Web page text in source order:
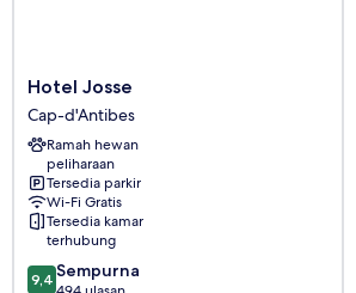
Hotel
Josse
Cap-
d'Antibes
Hotel Josse
Cap-d'Antibes
Ramah hewan
peliharaan
Tersedia parkir
Wi-Fi Gratis
Tersedia kamar
terhubung
9.4
9,4 Sempurna